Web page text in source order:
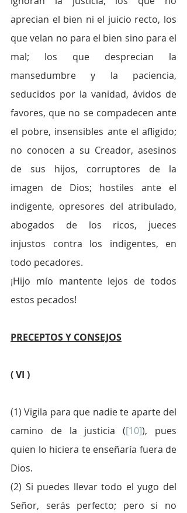
aprecian el bien ni el juicio recto, los
que velan no para el bien sino para el
mal; los que desprecian la
mansedumbre y la paciencia,
seducidos por la vanidad, ávidos de
favores, que no se compadecen ante
el pobre, insensibles ante el afligido;
no conocen a su Creador, asesinos
de sus hijos, corruptores de la
imagen de Dios; hostiles ante el
indigente, opresores del atribulado,
abogados de los ricos, jueces
injustos contra los indigentes, en
todo pecadores.
¡Hijo mío mantente lejos de todos
estos pecados!
PRECEPTOS Y CONSEJOS
( VI )
(1) Vigila para que nadie te aparte del
camino de la justicia ([10]), pues
quien lo hiciera te enseñaría fuera de
Dios.
(2) Si puedes llevar todo el yugo del
Señor, serás perfecto; pero si no